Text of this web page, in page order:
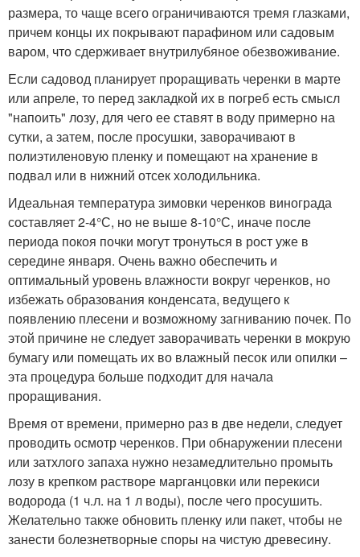
размера, то чаще всего ограничиваются тремя глазками,
причем концы их покрывают парафином или садовым
варом, что сдерживает внутрилубяное обезвоживание.
Если садовод планирует проращивать черенки в марте
или апреле, то перед закладкой их в погреб есть смысл
"напоить" лозу, для чего ее ставят в воду примерно на
сутки, а затем, после просушки, заворачивают в
полиэтиленовую пленку и помещают на хранение в
подвал или в нижний отсек холодильника.
Идеальная температура зимовки черенков винограда
составляет 2-4°С, но не выше 8-10°С, иначе после
периода покоя почки могут тронуться в рост уже в
середине января. Очень важно обеспечить и
оптимальный уровень влажности вокруг черенков, но
избежать образования конденсата, ведущего к
появлению плесени и возможному загниванию почек. По
этой причине не следует заворачивать черенки в мокрую
бумагу или помещать их во влажный песок или опилки –
эта процедура больше подходит для начала
проращивания.
Время от времени, примерно раз в две недели, следует
проводить осмотр черенков. При обнаружении плесени
или затхлого запаха нужно незамедлительно промыть
лозу в крепком растворе марганцовки или перекиси
водорода (1 ч.л. на 1 л воды), после чего просушить.
Желательно также обновить пленку или пакет, чтобы не
занести болезнетворные споры на чистую древесину.